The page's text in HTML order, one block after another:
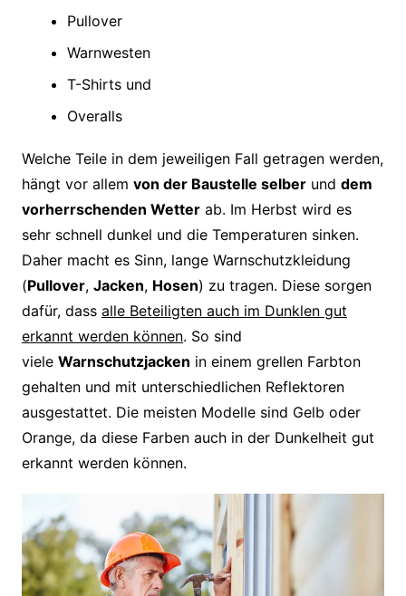
Pullover
Warnwesten
T-Shirts und
Overalls
Welche Teile in dem jeweiligen Fall getragen werden,
hängt vor allem von der Baustelle selberund dem
vorherrschenden Wetterab. Im Herbst wird es
sehr schnell dunkel und die Temperaturen sinken.
Daher macht es Sinn, lange Warnschutzkleidung
(Pullover, Jacken, Hosen) zu tragen. Diese sorgen
dafür, dass alle Beteiligten auch im Dunklen gut
erkannt werden können. So sind
viele Warnschutzjacken in einem grellen Farbton
gehalten und mit unterschiedlichen Reflektoren
ausgestattet. Die meisten Modelle sind Gelb oder
Orange, da diese Farben auch in der Dunkelheit gut
erkannt werden können.